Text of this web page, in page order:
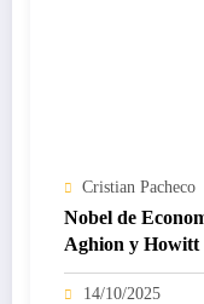
Cristian Pacheco
Nobel de
Aghion y Howitt
14/10/2025